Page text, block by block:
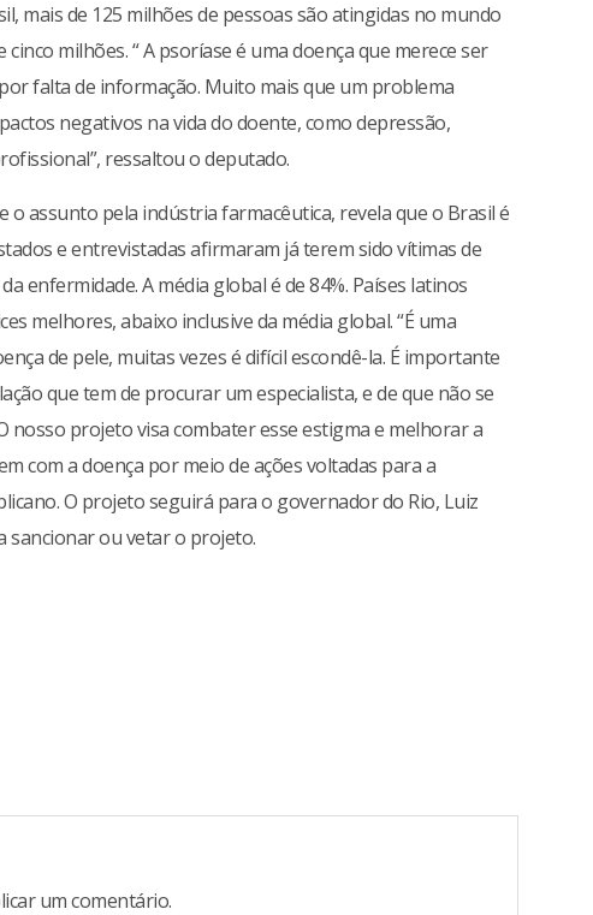
mais de 125 milhões de pessoas são atingidas no mundo
milhões. “ A psoríase é uma doença que merece ser
falta de informação. Muito mais que um problema
negativos na vida do doente, como depressão,
ressaltou o deputado.
o assunto pela indústria farmacêutica, revela que o Brasil é
e entrevistadas afirmaram já terem sido vítimas de
enfermidade. A média global é de 84%. Países latinos
melhores, abaixo inclusive da média global. “É uma
de pele, muitas vezes é difícil escondê-la. É importante
que tem de procurar um especialista, e de que não se
nosso projeto visa combater esse estigma e melhorar a
com a doença por meio de ações voltadas para a
O projeto seguirá para o governador do Rio, Luiz
sancionar ou vetar o projeto.
um comentário.